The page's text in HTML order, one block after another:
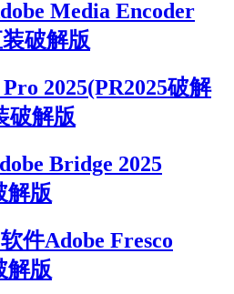
Media Encoder
装破解版
2025(PR2025破解
破解版
Bridge 2025
解版
件Adobe Fresco
解版